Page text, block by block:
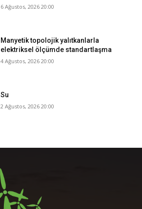
6 Ağustos, 2026 20:00
Manyetik topolojik yalıtkanlarla
elektriksel ölçümde standartlaşma
4 Ağustos, 2026 20:00
Su
2 Ağustos, 2026 20:00